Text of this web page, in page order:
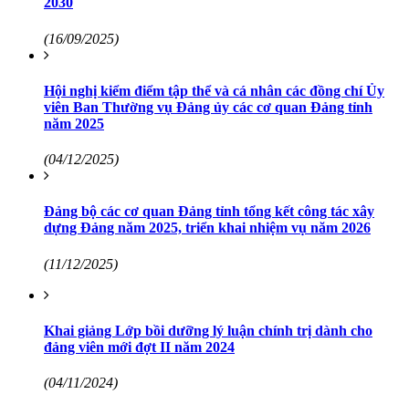
(16/09/2025)
Hội nghị kiểm điểm tập thể và cá nhân các đồng chí Ủy
viên Ban Thường vụ Đảng ủy các cơ quan Đảng tỉnh
năm 2025
(04/12/2025)
Đảng bộ các cơ quan Đảng tỉnh tổng kết công tác xây
dựng Đảng năm 2025, triển khai nhiệm vụ năm 2026
(11/12/2025)
Khai giảng Lớp bồi dưỡng lý luận chính trị dành cho
đảng viên mới đợt II năm 2024
(04/11/2024)